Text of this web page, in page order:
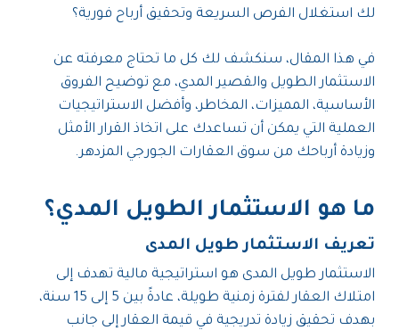
لك استغلال الفرص السريعة وتحقيق أرباح فورية؟
في هذا المقال، سنكشف لك كل ما تحتاج معرفته عن
الاستثمار الطويل والقصير المدي، مع توضيح الفروق
الأساسية، المميزات، المخاطر، وأفضل الاستراتيجيات
العملية التي يمكن أن تساعدك على اتخاذ القرار الأمثل
وزيادة أرباحك من سوق العقارات الجورجي المزدهر.
ما هو الاستثمار الطويل المدي؟
تعريف الاستثمار طويل المدى
الاستثمار طويل المدى هو استراتيجية مالية تهدف إلى
امتلاك العقار لفترة زمنية طويلة، عادةً بين 5 إلى 15 سنة،
بهدف تحقيق زيادة تدريجية في قيمة العقار إلى جانب